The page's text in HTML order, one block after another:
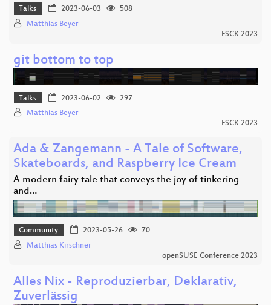
Talks 2023-06-03
508
Matthias Beyer
FSCK 2023
git bottom to top
Talks 2023-06-02
297
Matthias Beyer
FSCK 2023
Ada & Zangemann - A Tale of Software,
Skateboards, and Raspberry Ice Cream
A modern fairy tale that conveys the joy of tinkering
and…
Community 2023-05-26
70
Matthias Kirschner
openSUSE Conference 2023
Alles Nix - Reproduzierbar, Deklarativ,
Zuverlässig